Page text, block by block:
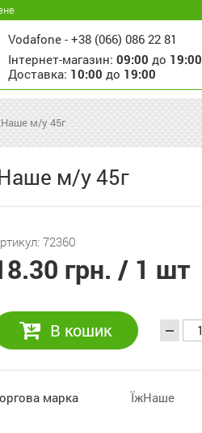
Vodafone - +38 (066) 086 22 81
Інтернет-магазин: 09:00 до 19:00
Доставка: 10:00 до 19:00
м/у 45г
м/у 45г
72360
грн. / 1 шт
В кошик
марка ЇжНаше